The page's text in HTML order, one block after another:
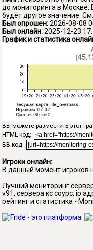
до мониторинга в Москве.
будет другое значение.
Был опрошен:2026-08-08
Был онлайн:2025-12-23
График и статистика
Вы можете разместить этот
HTML-код:
BB-код:
Игроки онлайн:
В данный момент игроков
Лучший мониторинг
v91, сервера кс соурс, ip
рейтинг и статистика -